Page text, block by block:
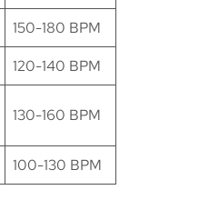
150-180 BPM
120-140 BPM
130-160 BPM
100-130 BPM